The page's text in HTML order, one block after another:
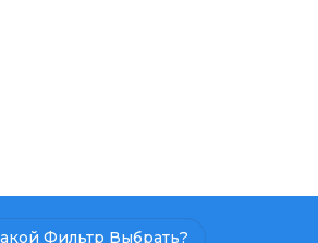
Фильтр Выбрать?